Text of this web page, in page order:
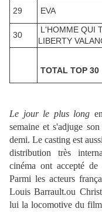
29
EVA
30
L'HOMME QUI
LIBERTY
TOTAL TOP 30
Le jour le plus long
semaine et s'adjuge
demi. Le casting est
distribution très
cinéma ont accepté
Parmi les acteurs
Louis Barrault.ou
lui la locomotive du film